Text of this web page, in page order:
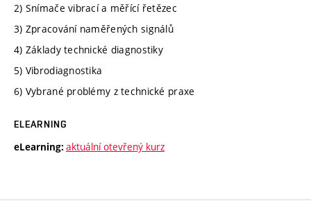
2) Snímače vibrací a měřící řetězec
3) Zpracování naměřených signálů
4) Základy technické diagnostiky
5) Vibrodiagnostika
6) Vybrané problémy z technické praxe
ELEARNING
eLearning: aktuální otevřený kurz